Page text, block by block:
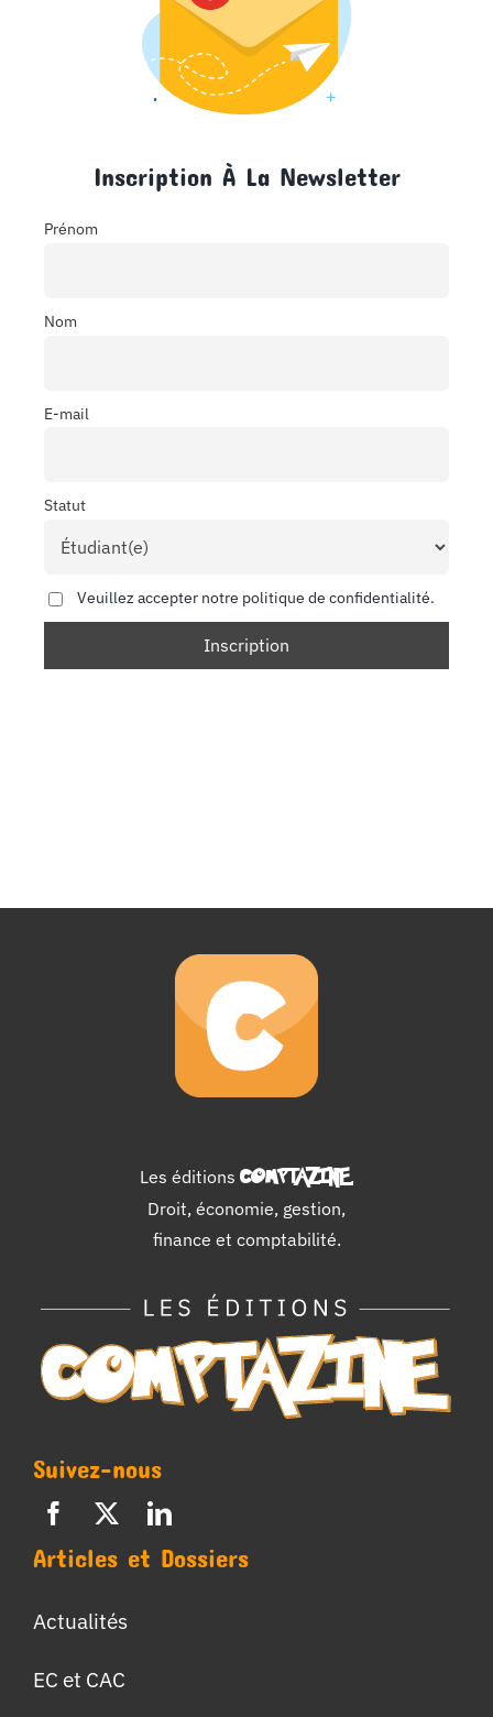
Inscription À La Newsletter
Prénom
Nom
E-mail
Statut
Veuillez accepter notre politique de confidentialité.
Les éditions COMPTAZINE.
Droit, économie, gestion,
finance et comptabilité.
Suivez-nous
Articles et Dossiers
Actualités
EC et CAC